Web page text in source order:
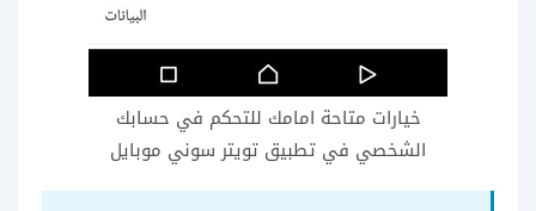
خيارات متاحة امامك للتحكم في حسابك
الشخصي في تطبيق تويتر سوني موبايل